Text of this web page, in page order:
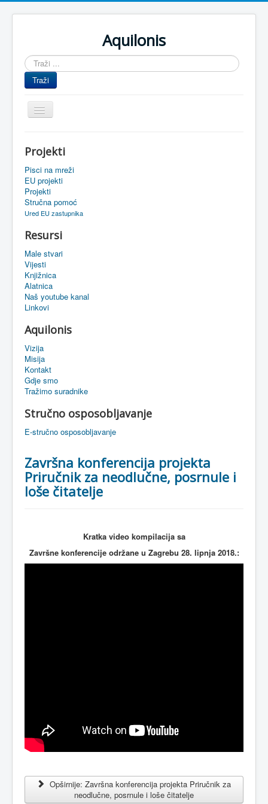
Aquilonis
Traži
...
Traži
Prikaz/Sakrivanje
navigacije
Upravljanje znanjem
Obrazovanje
Upravljanje projektima
Oaza
Sistemski alati
eMapa
Projekti
Pisci na mreži
EU projekti
Projekti
Stručna pomoć
Ured EU zastupnika
Resursi
Male stvari
Vijesti
Knjižnica
Alatnica
Naš youtube kanal
Linkovi
Aquilonis
Vizija
Misija
Kontakt
Gdje smo
Tražimo suradnike
Stručno osposobljavanje
E-stručno osposobljavanje
Završna konferencija projekta
Priručnik za neodlučne, posrnule i
loše čitatelje
Kratka video kompilacija sa
Završne konferencije održane u Zagrebu 28. lipnja 2018.:
Opširnije: Završna konferencija projekta Priručnik za
neodlučne, posrnule i loše čitatelje